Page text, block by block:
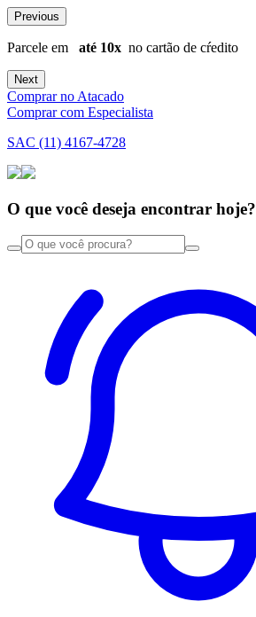
Previous
10% de descontono PIX
Next
Comprar no Atacado
Comprar com Especialista
SAC (11) 4167-4728
O que você deseja encontrar hoje?